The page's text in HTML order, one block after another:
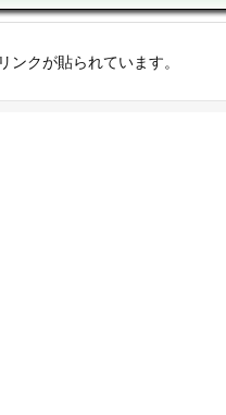
クが貼られています。